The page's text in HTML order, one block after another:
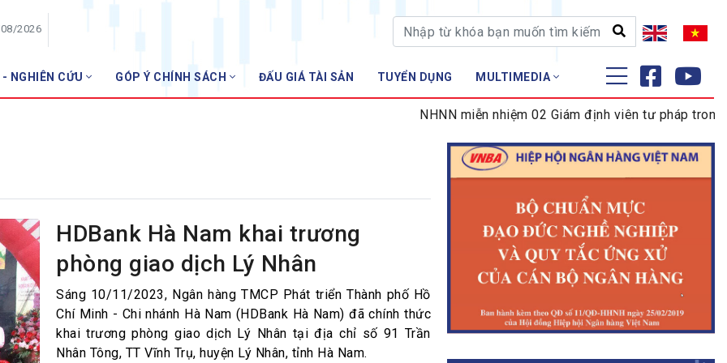
2026
NGHIÊN CỨU GÓP Ý CHÍNH SÁCH ĐẤU GIÁ TÀI SẢN TUYỂN DỤNG MULTIMEDIA
hàng
ĐÀO TẠO - NGHIÊN CỨU
Tập huấn
NHNN miễn nhiệm 02 Giám định viên tư pháp trong
HDBank Hà Nam khai trương
phòng giao dịch Lý Nhân
Sáng 10/11/2023, Ngân hàng TMCP Phát triển Thành phố Hồ
Chí Minh - Chi nhánh Hà Nam (HDBank Hà Nam) đã chính thức
khai trương phòng giao dịch Lý Nhân tại địa chỉ số 91 Trần
Nhân Tông, TT Vĩnh Trụ, huyện Lý Nhân, tỉnh Hà Nam.